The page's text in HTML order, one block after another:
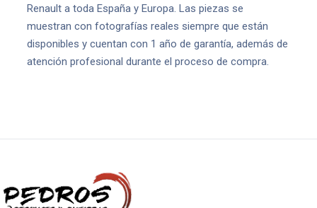
Renault a toda España y Europa. Las piezas se
muestran con fotografías reales siempre que están
disponibles y cuentan con 1 año de garantía, además de
atención profesional durante el proceso de compra.